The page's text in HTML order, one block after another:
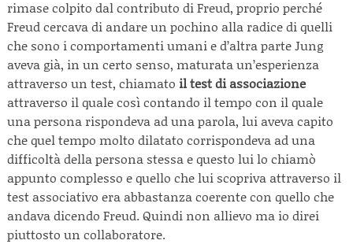
rimase colpito dal contributo di Freud, proprio perché
Freud cercava di andare un pochino alla radice di quelli
che sono i comportamenti umani e d’altra parte Jung
aveva già, in un certo senso, maturata un’esperienza
attraverso un test, chiamato il test di associazione
attraverso il quale così contando il tempo con il quale
una persona rispondeva ad una parola, lui aveva capito
che quel tempo molto dilatato corrispondeva ad una
difficoltà della persona stessa e questo lui lo chiamò
appunto complesso e quello che lui scopriva attraverso il
test associativo era abbastanza coerente con quello che
andava dicendo Freud. Quindi non allievo ma io direi
piuttosto un collaboratore.